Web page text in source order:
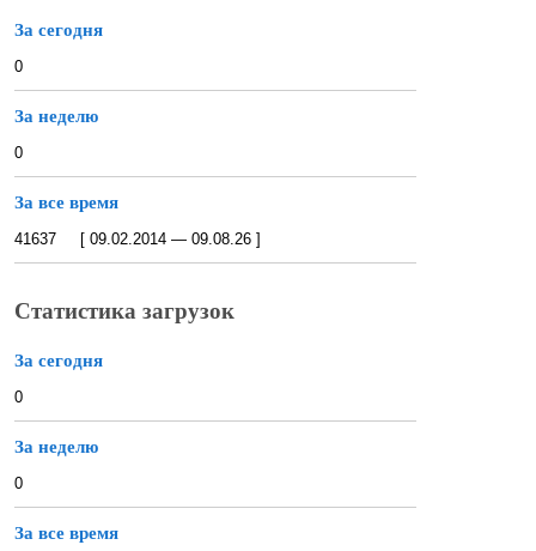
За сегодня
0
За неделю
0
За все время
41637 [ 09.02.2014 — 09.08.26 ]
Статистика загрузок
За сегодня
0
За неделю
0
За все время